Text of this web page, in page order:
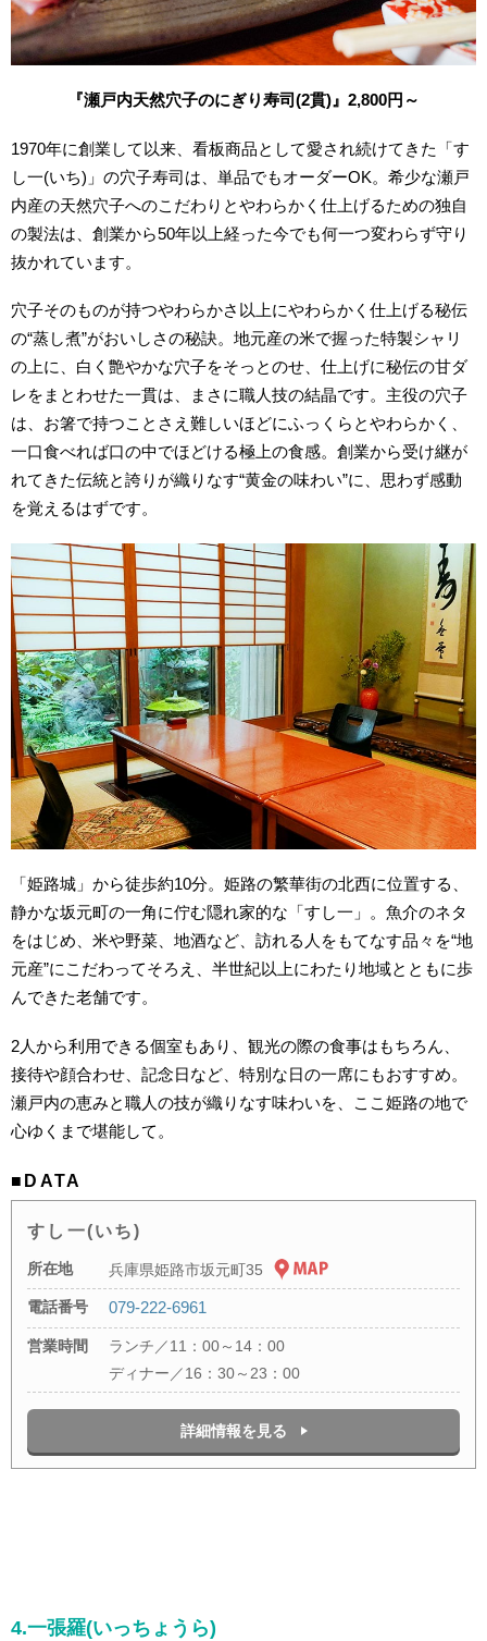
『瀬戸内天然穴子のにぎり寿司(2貫)』2,800円～
1970年に創業して以来、看板商品として愛され続けてきた「す
し一(いち)」の穴子寿司は、単品でもオーダーOK。希少な瀬戸
内産の天然穴子へのこだわりとやわらかく仕上げるための独自
の製法は、創業から50年以上経った今でも何一つ変わらず守り
抜かれています。
穴子そのものが持つやわらかさ以上にやわらかく仕上げる秘伝
の“蒸し煮”がおいしさの秘訣。地元産の米で握った特製シャリ
の上に、白く艶やかな穴子をそっとのせ、仕上げに秘伝の甘ダ
レをまとわせた一貫は、まさに職人技の結晶です。主役の穴子
は、お箸で持つことさえ難しいほどにふっくらとやわらかく、
一口食べれば口の中でほどける極上の食感。創業から受け継が
れてきた伝統と誇りが織りなす“黄金の味わい”に、思わず感動
を覚えるはずです。
「姫路城」から徒歩約10分。姫路の繁華街の北西に位置する、
静かな坂元町の一角に佇む隠れ家的な「すし一」。魚介のネタ
をはじめ、米や野菜、地酒など、訪れる人をもてなす品々を“地
元産”にこだわってそろえ、半世紀以上にわたり地域とともに歩
んできた老舗です。
2人から利用できる個室もあり、観光の際の食事はもちろん、
接待や顔合わせ、記念日など、特別な日の一席にもおすすめ。
瀬戸内の恵みと職人の技が織りなす味わいを、ここ姫路の地で
心ゆくまで堪能して。
■DATA
すし一(いち)
所在地 兵庫県姫路市坂元町35
電話番号 079-222-6961
営業時間
ランチ／11：00～14：00
ディナー／16：30～23：00
詳細情報を見る
4.一張羅(いっちょうら)